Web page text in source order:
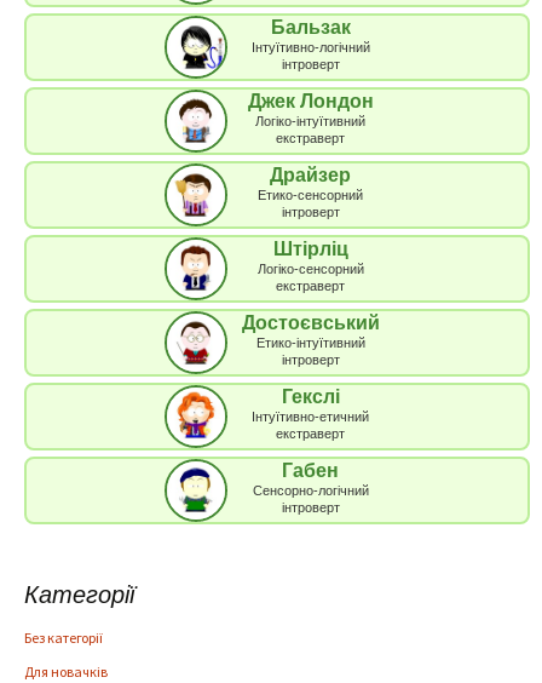
Бальзак
Інтуїтивно-логічний
інтроверт
Джек Лондон
Логіко-інтуїтивний
екстраверт
Драйзер
Етико-сенсорний
інтроверт
Штірліц
Логіко-сенсорний
екстраверт
Достоєвський
Етико-інтуїтивний
інтроверт
Гекслі
Інтуїтивно-етичний
екстраверт
Габен
Сенсорно-логічний
інтроверт
Категорії
Без категорії
Для новачків